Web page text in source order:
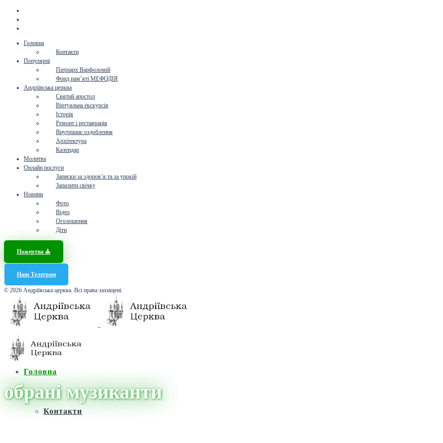
Головна
Контакти
Популярні
Патріарх Варфоломій
Фонд пам’яті МЕФОДІЯ
Андріївська церква
Святий апостол
Віртуальна екскурсія
Історія
Ремонт і реставрація
Внутрішнє оздоблення
Архітектура
Календар
Молитва
Онлайн послуги
Записки за здоров’я та за упокій
Запалити свічку
Новини
Фото
Відео
Оголошення
Діти
Пожертва ⛪️
Наш Телеграм
© 2026 Андріївська церква. Всі права захищені.
Головна
Контакти
обрані музиканти